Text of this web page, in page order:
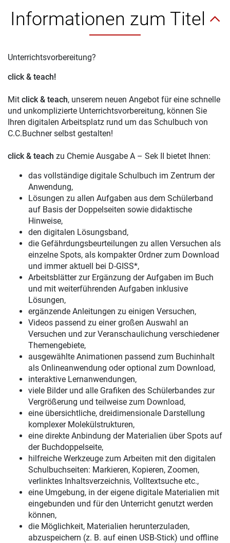
Informationen zum Titel
Unterrichtsvorbereitung?
click & teach!
Mit click & teach, unserem neuen Angebot für eine schnelle
und unkomplizierte Unterrichtsvorbereitung, können Sie
Ihren digitalen Arbeitsplatz rund um das Schulbuch von
C.C.Buchner selbst gestalten!
click & teach zu Chemie Ausgabe A – Sek II bietet Ihnen:
das vollständige digitale Schulbuch im Zentrum der
Anwendung,
Lösungen zu allen Aufgaben aus dem Schülerband
auf Basis der Doppelseiten sowie didaktische
Hinweise,
den digitalen Lösungsband,
die Gefährdungsbeurteilungen zu allen Versuchen als
einzelne Spots, als kompakter Ordner zum Download
und immer aktuell bei D-GISS*,
Arbeitsblätter zur Ergänzung der Aufgaben im Buch
und mit weiterführenden Aufgaben inklusive
Lösungen,
ergänzende Anleitungen zu einigen Versuchen,
Videos passend zu einer großen Auswahl an
Versuchen und zur Veranschaulichung verschiedener
Themengebiete,
ausgewählte Animationen passend zum Buchinhalt
als Onlineanwendung oder optional zum Download,
interaktive Lernanwendungen,
viele Bilder und alle Grafiken des Schülerbandes zur
Vergrößerung und teilweise zum Download,
eine übersichtliche, dreidimensionale Darstellung
komplexer Molekülstrukturen,
eine direkte Anbindung der Materialien über Spots auf
der Buchdoppelseite,
hilfreiche Werkzeuge zum Arbeiten mit den digitalen
Schulbuchseiten: Markieren, Kopieren, Zoomen,
verlinktes Inhaltsverzeichnis, Volltextsuche etc.,
eine Umgebung, in der eigene digitale Materialien mit
eingebunden und für den Unterricht genutzt werden
können,
die Möglichkeit, Materialien herunterzuladen,
abzuspeichern (z. B. auf einen USB-Stick) und offline